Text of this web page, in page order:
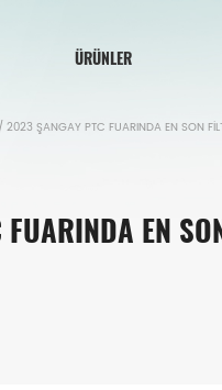
ÜRÜNLER
/ 2023 ŞANGAY PTC FUARINDA EN SON
EN